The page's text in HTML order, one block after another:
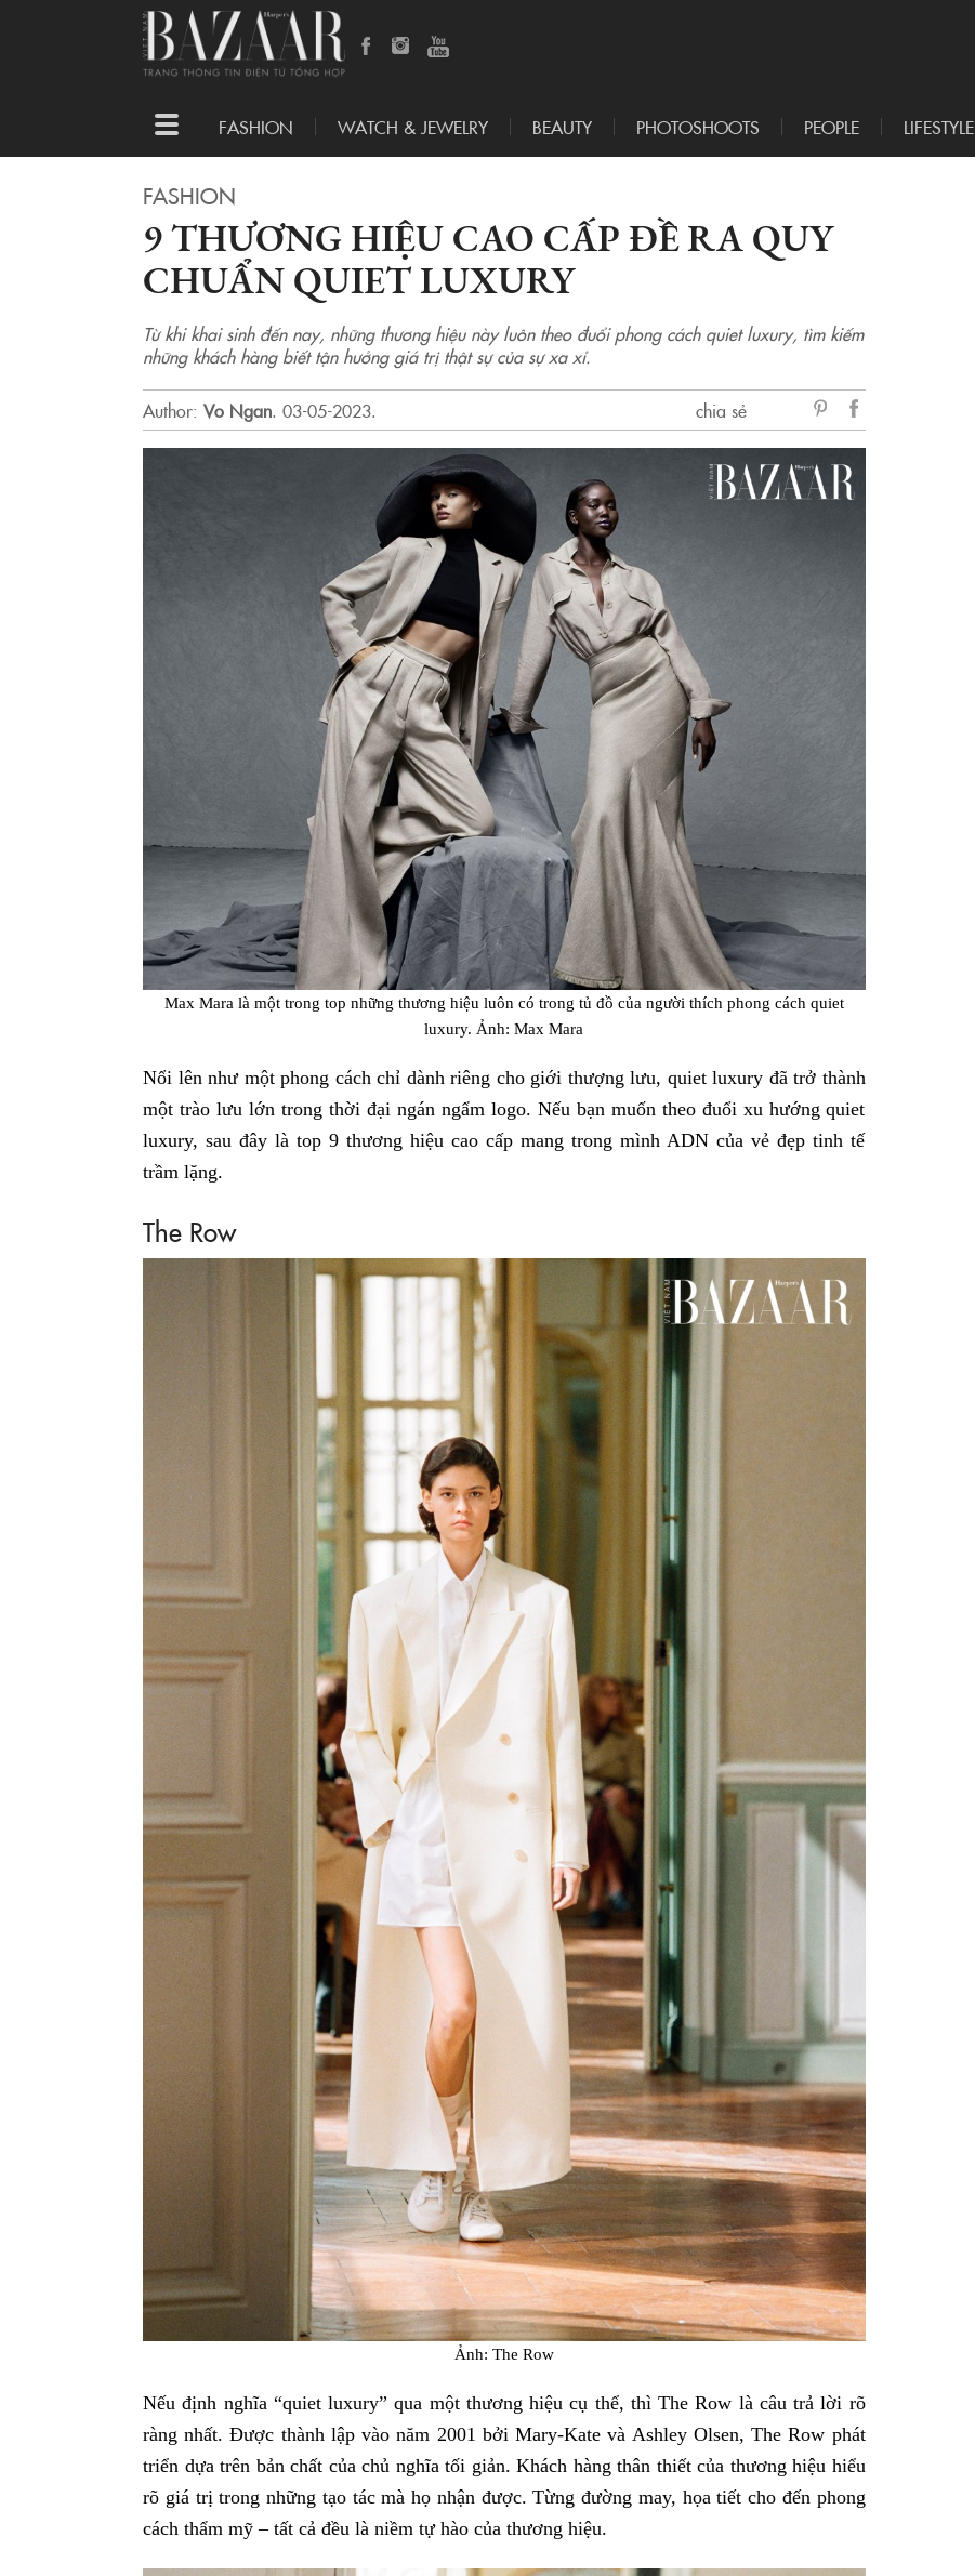
Toggle
navigation
FASHION WATCH & JEWELRY BEAUTY PHOTOSHOOTS PEOPLE LIFESTYLE
FASHION
9 THƯƠNG HIỆU CAO CẤP ĐỀ RA QUY
CHUẨN QUIET LUXURY
Từ khi khai sinh đến nay, những thương hiệu này luôn theo đuổi phong cách quiet luxury, tìm kiếm
những khách hàng biết tận hưởng giá trị thật sự của sự xa xỉ.
Author: Vo Ngan. 03-05-2023.
chia sẻ
Facebook
Max Mara là một trong top những thương hiệu luôn có trong tủ đồ của người thích phong cách quiet
luxury. Ảnh: Max Mara
Nổi lên như một phong cách chỉ dành riêng cho giới thượng lưu, quiet luxury đã trở thành
một trào lưu lớn trong thời đại ngán ngẩm logo. Nếu bạn muốn theo đuổi xu hướng quiet
luxury, sau đây là top 9 thương hiệu cao cấp mang trong mình ADN của vẻ đẹp tinh tế
trầm lặng.
The Row
Ảnh: The Row
Nếu định nghĩa “quiet luxury” qua một thương hiệu cụ thể, thì The Row là câu trả lời rõ
ràng nhất. Được thành lập vào năm 2001 bởi Mary-Kate và Ashley Olsen, The Row phát
triển dựa trên bản chất của chủ nghĩa tối giản. Khách hàng thân thiết của thương hiệu hiểu
rõ giá trị trong những tạo tác mà họ nhận được. Từng đường may, họa tiết cho đến phong
cách thẩm mỹ – tất cả đều là niềm tự hào của thương hiệu.